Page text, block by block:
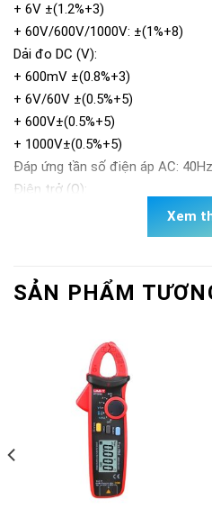
+ 6V ±(1.2%+3)
+ 60V/600V/1000V: ±(1%+8)
Dải đo DC (V):
+ 600mV ±(0.8%+3)
+ 6V/60V ±(0.5%+5)
+ 600V±(0.5%+5)
+ 1000V±(0.5%+5)
Đáp ứng tần số điện áp AC:
Điện trở (Ω):
+ 6KΩ/60KΩ/600KΩ ±(1%+2)
Điện dung (F):
+ 60nF ±(4%+25)
+ 6mF/60mF ±(10%+9)
Tần số điện áp thấp (Hz):
Chu kỳ hoạt động (%): 10%~90%
Nguồn điện: Pin 1.5V (R03) x 3
Màn hình: 43mm x 45mm
Màu máy: Đỏ và xám
Trọng lượng tịnh: 465g
Kích thước sản phẩm: 272mm x
Xem
SẢN PHẨM